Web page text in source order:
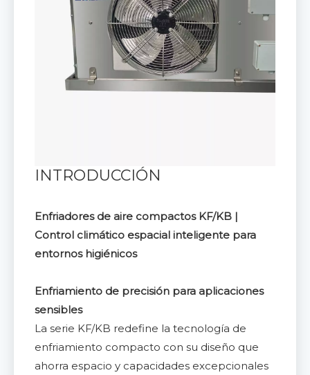
INTRODUCCIÓN
Enfriadores de aire compactos KF/KB |
Control climático espacial inteligente para
entornos higiénicos
Enfriamiento de precisión para aplicaciones
sensibles
La serie KF/KB redefine la tecnología de
enfriamiento compacto con su diseño que
ahorra espacio y capacidades excepcionales